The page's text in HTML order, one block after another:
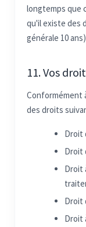
longtemps que
qu'il existe des
générale 10
11. Vos
Conformément
des droits
Droit
Droit
Droit
Droit
Droit